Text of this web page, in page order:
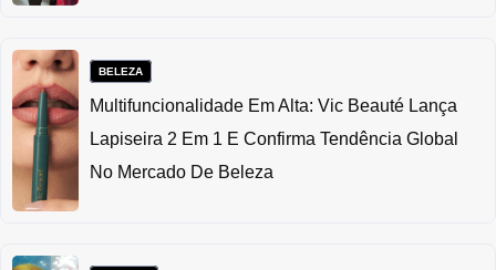
BELEZA
Multifuncionalidade Em Alta: Vic Beauté Lança
Lapiseira 2 Em 1 E Confirma Tendência Global
No Mercado De Beleza